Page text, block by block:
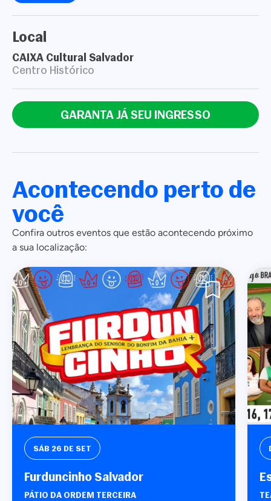
Local
CAIXA Cultural Salvador
Centro Histórico
GARANTA JÁ SEU INGRESSO
Acontecendo perto de
você
Confira outros eventos que estão acontecendo próximo
a sua localização:
SÁB 26 DE SET
Furduncinho Salvador
PÁTIO DA ORDEM TERCEIRA
Cadastrar
Não tem uma conta? Inscreva-se agora.
COMPARTILHAR